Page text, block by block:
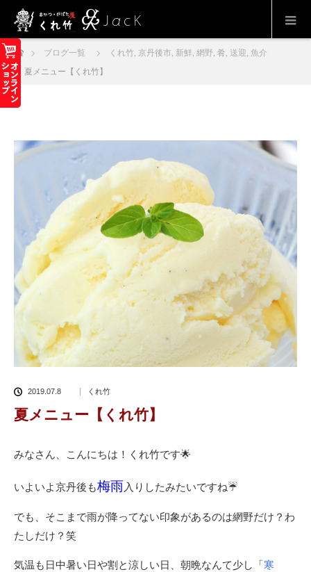
ホームブログ一覧 くれ竹, 京丹後市, 新鮮, 網野, 肴, 送迎, 魚介
夏メニュー【くれ竹】
2019.07.8 くれ竹
夏メニュー【くれ竹】
みなさん、こんにちは！くれ竹です🌟
いよいよ京丹後も梅雨入りしたみたいですね☔
でも、そこまで雨が降ってない印象があるのは網野だけ？わ
たしだけ？笑
気温も日中暑い日や割と涼しい日、朝晩なんて少し「 寒